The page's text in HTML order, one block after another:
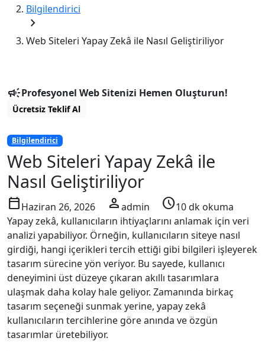
Bilgilendirici
chevron_right
Web Siteleri Yapay Zekâ ile Nasıl Geliştiriliyor
campaignProfesyonel Web Sitenizi Hemen Oluşturun!
Ücretsiz Teklif Al
Bilgilendirici
Web Siteleri Yapay Zekâ ile
Nasıl Geliştiriliyor
calendar_todayHaziran 26, 2026 personadmin schedule10 dk okuma
Yapay zekâ, kullanıcıların ihtiyaçlarını anlamak için veri
analizi yapabiliyor. Örneğin, kullanıcıların siteye nasıl
girdiği, hangi içerikleri tercih ettiği gibi bilgileri işleyerek
tasarım sürecine yön veriyor. Bu sayede, kullanıcı
deneyimini üst düzeye çıkaran akıllı tasarımlara
ulaşmak daha kolay hale geliyor. Zamanında birkaç
tasarım seçeneği sunmak yerine, yapay zekâ
kullanıcıların tercihlerine göre anında ve özgün
tasarımlar üretebiliyor.